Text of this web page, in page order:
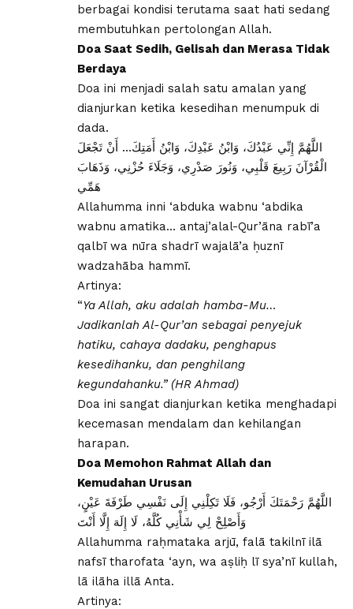
berbagai kondisi terutama saat hati sedang
membutuhkan pertolongan Allah.
Doa Saat Sedih, Gelisah dan Merasa Tidak
Berdaya
Doa ini menjadi salah satu amalan yang
dianjurkan ketika kesedihan menumpuk di
dada.
اللَّهُمَّ إِنِّي عَبْدُكَ، وَابْنُ عَبْدِكَ، وَابْنُ أَمَتِكَ… أَنْ تَجْعَلَ
الْقُرْآنَ رَبِيعَ قَلْبِي، وَنُورَ صَدْرِي، وَجَلَاءَ حُزْنِي، وَذَهَابَ
هَمِّي
Allahumma inni ‘abduka wabnu ‘abdika
wabnu amatika… antaj’alal-Qur’āna rabī’a
qalbī wa nūra shadrī wajalā’a ḥuznī
wadzahāba hammī.
Artinya:
“Ya Allah, aku adalah hamba-Mu…
Jadikanlah Al-Qur’an sebagai penyejuk
hatiku, cahaya dadaku, penghapus
kesedihanku, dan penghilang
kegundahanku.” (HR Ahmad)
Doa ini sangat dianjurkan ketika menghadapi
kecemasan mendalam dan kehilangan
harapan.
Doa Memohon Rahmat Allah dan
Kemudahan Urusan
اللَّهُمَّ رَحْمَتَكَ أَرْجُو، فَلَا تَكِلْنِي إِلَى نَفْسِي طَرْفَةَ عَيْنٍ،
وَأَصْلِحْ لِي شَأْنِي كُلَّهُ، لَا إِلَهَ إِلَّا أَنْتَ
Allahumma raḥmataka arjū, falā takilnī ilā
nafsī tharofata ‘ayn, wa aṣliḥ lī sya’nī kullah,
lā ilāha illā Anta.
Artinya: